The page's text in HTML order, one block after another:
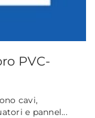
PVC-
cavi,
e pannel...